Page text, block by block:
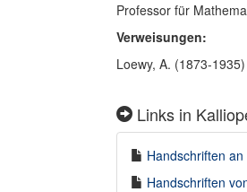
Professor für
Verweisungen:
Loewy, A. (1873-1935)
Links in
Handschriften
Handschriften